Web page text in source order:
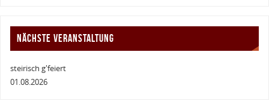
NÄCHSTE VERANSTALTUNG
steirisch g'feiert
01.08.2026